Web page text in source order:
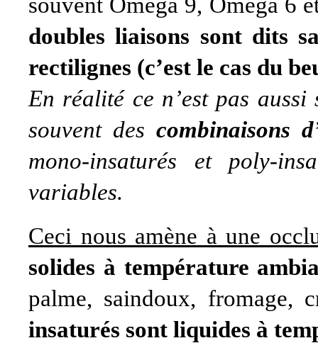
doubles liaisons sont dits
rectilignes (c’est le cas du
En réalité ce n’est pas
souvent descombinaisons
mono-insaturés et poly-
variables.
Ceci nous amène à une
solides à température
palme, saindoux,
insaturés sont liquides à